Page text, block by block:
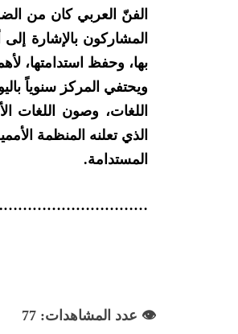
الفنّ العربي كان من
المشاركون بالإشارة
بها، وحفظ استدامتها،
اللغات، وصون اللغات
الذي تعلنه المنظمة
المستدامة.
👁️ عدد المشاهدات: 77